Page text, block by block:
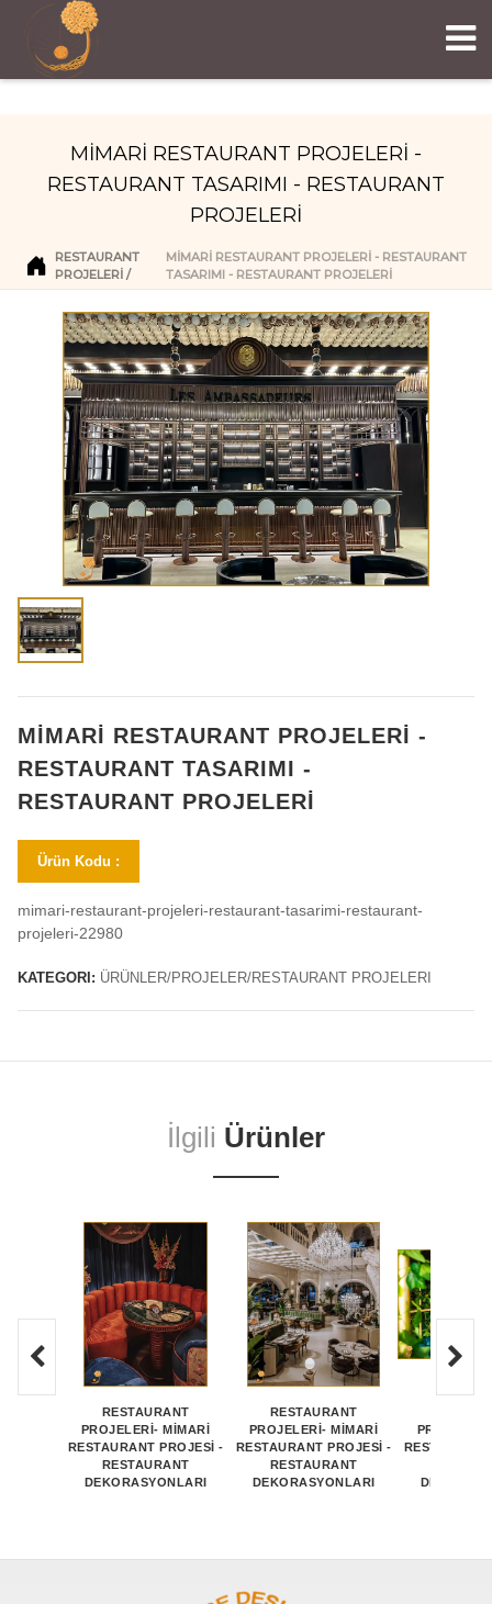
MİMARİ RESTAURANT PROJELERİ -
RESTAURANT TASARIMI - RESTAURANT
PROJELERİ
RESTAURANT
PROJELERI
MİMARİ RESTAURANT PROJELERİ - RESTAURANT
TASARIMI - RESTAURANT PROJELERİ
MİMARİ RESTAURANT PROJELERİ -
RESTAURANT TASARIMI -
RESTAURANT PROJELERİ
Ürün Kodu :
mimari-restaurant-projeleri-restaurant-tasarimi-restaurant-
projeleri-22980
KATEGORI: ÜRÜNLER/PROJELER/RESTAURANT PROJELERI
İlgili Ürünler
RESTAURANT
PROJELERİ- MİMARİ
RESTAURANT PROJESİ -
RESTAURANT
DEKORASYONLARI
RESTAURANT
PROJELERİ- MİMARİ
RESTAURANT PROJESİ -
RESTAURANT
DEKORASYONLARI